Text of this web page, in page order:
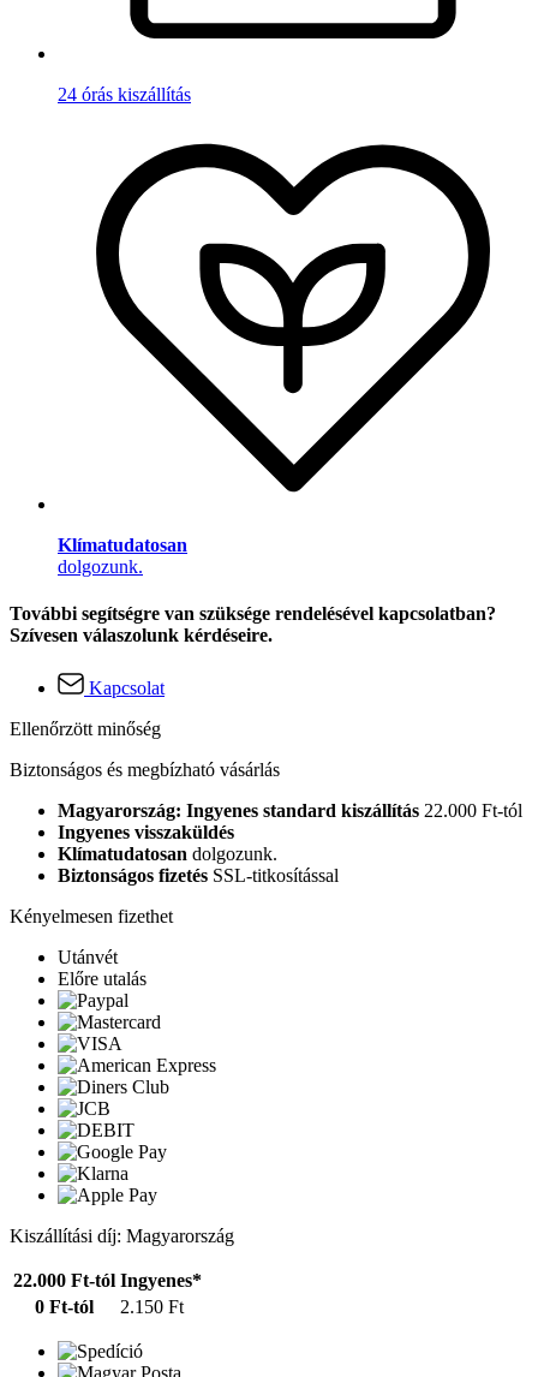
24 órás kiszállítás
Klímatudatosan
dolgozunk.
További segítségre van szüksége rendelésével kapcsolatban?
Szívesen válaszolunk kérdéseire.
Kapcsolat
Ellenőrzött minőség
Biztonságos és megbízható vásárlás
Magyarország: Ingyenes standard kiszállítás 22.000 Ft-tól
Ingyenes visszaküldés
Klímatudatosan dolgozunk.
Biztonságos fizetés SSL-titkosítással
Kényelmesen fizethet
Utánvét
Előre utalás
Kiszállítási díj: Magyarország
22.000 Ft-tól Ingyenes*
0 Ft-tól
2.150 Ft